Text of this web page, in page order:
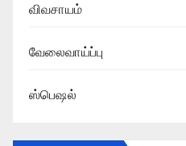
விவசாயம்
வேலைவாய்ப்பு
ஸ்பெஷல்